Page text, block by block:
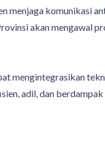
menjaga komunikasi
akan mengawal
mengintegrasikan
adil, dan